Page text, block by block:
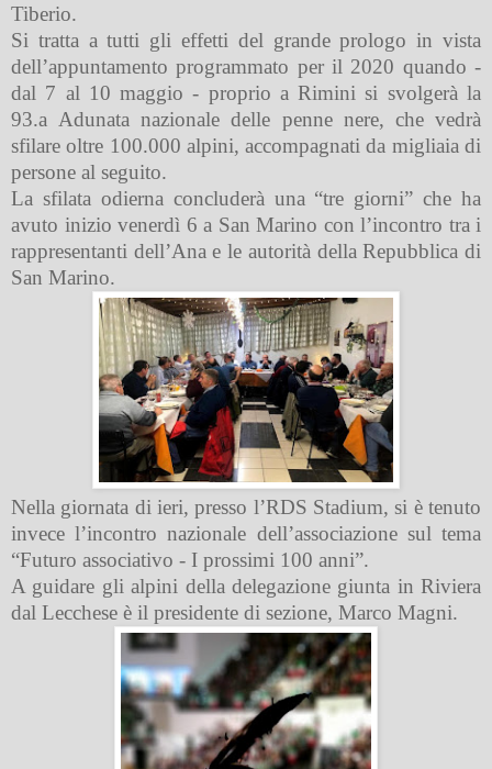
Tiberio.
Si tratta a tutti gli effetti del grande prologo in vista
dell’appuntamento programmato per il 2020 quando -
dal 7 al 10 maggio - proprio a Rimini si svolgerà la
93.a Adunata nazionale delle penne nere, che vedrà
sfilare oltre 100.000 alpini, accompagnati da migliaia di
persone al seguito.
La sfilata odierna concluderà una “tre giorni” che ha
avuto inizio venerdì 6 a San Marino con l’incontro tra i
rappresentanti dell’Ana e le autorità della Repubblica di
San Marino.
Nella giornata di ieri, presso l’RDS Stadium, si è tenuto
invece l’incontro nazionale dell’associazione sul tema
“Futuro associativo - I prossimi 100 anni”.
A guidare gli alpini della delegazione giunta in Riviera
dal Lecchese è il presidente di sezione, Marco Magni.